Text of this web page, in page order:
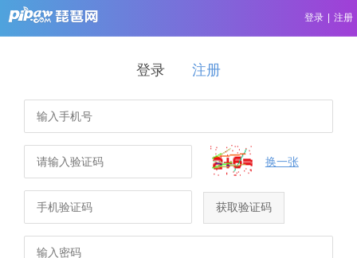
登录 注册
登录 注册
换一张
获取验证码